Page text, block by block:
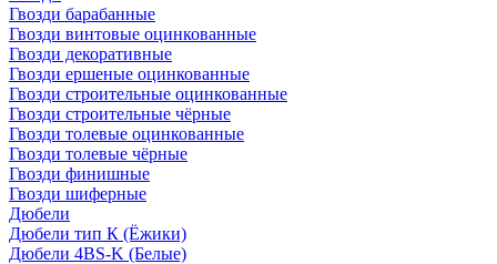
Гвозди барабанные
Гвозди винтовые оцинкованные
Гвозди декоративные
Гвозди ершеные оцинкованные
Гвозди строительные оцинкованные
Гвозди строительные чёрные
Гвозди толевые оцинкованные
Гвозди толевые чёрные
Гвозди финишные
Гвозди шиферные
Дюбели
Дюбели тип К (Ёжики)
Дюбели 4BS-K (Белые)